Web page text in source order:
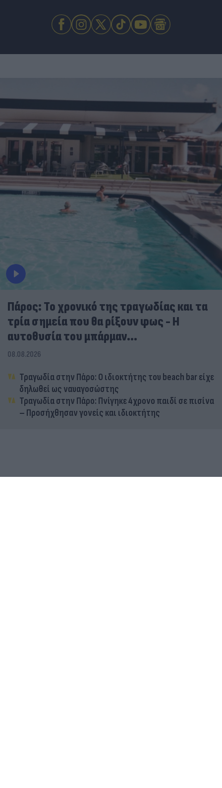
Πάρος: Το χρονικό της τραγωδίας και τα
τρία σημεία που θα ρίξουν φως - Η
αυτοθυσία του μπάρμαν...
08.08.2026
Τραγωδία στην Πάρο: Ο ιδιοκτήτης του beach bar είχε
δηλωθεί ως ναυαγοσώστης
Τραγωδία στην Πάρο: Πνίγηκε 4χρονο παιδί σε πισίνα
– Προσήχθησαν γονείς και ιδιοκτήτης